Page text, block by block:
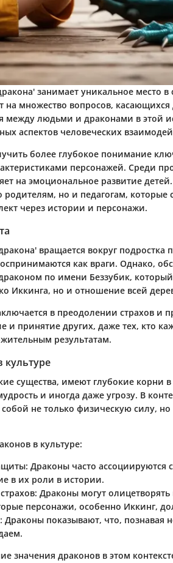
занимает уникальное место
на множество вопросов,
людьми и драконами в этой
аспектов человеческих
более глубокое понимание
персонажей. Среди
на эмоциональное развитие
но и педагогам, которые
через истории и персонажи.
вращается вокруг
как враги. Однако,
по имени Беззубик,
Иккинга, но и отношение всей
в преодолении страхов и
и принятие других, даже тех, кто
результатам.
культуре
существа, имеют глубокие корни
и иногда даже угрозу. В
не только физическую силу,
в культуре:
: Драконы часто ассоциируются
в их роли в истории.
: Драконы могут
персонажи, особенно Иккинг,
: Драконы показывают, что,
значения драконов в этом